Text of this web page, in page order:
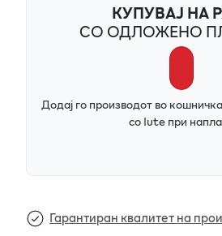
КУПУВАЈ НА
СО ОДЛОЖЕНО
Додај го производот во
со Iute при
Гарантиран квалитет на